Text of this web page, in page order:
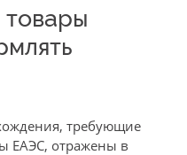
требующие
ЕАЭС, отражены в